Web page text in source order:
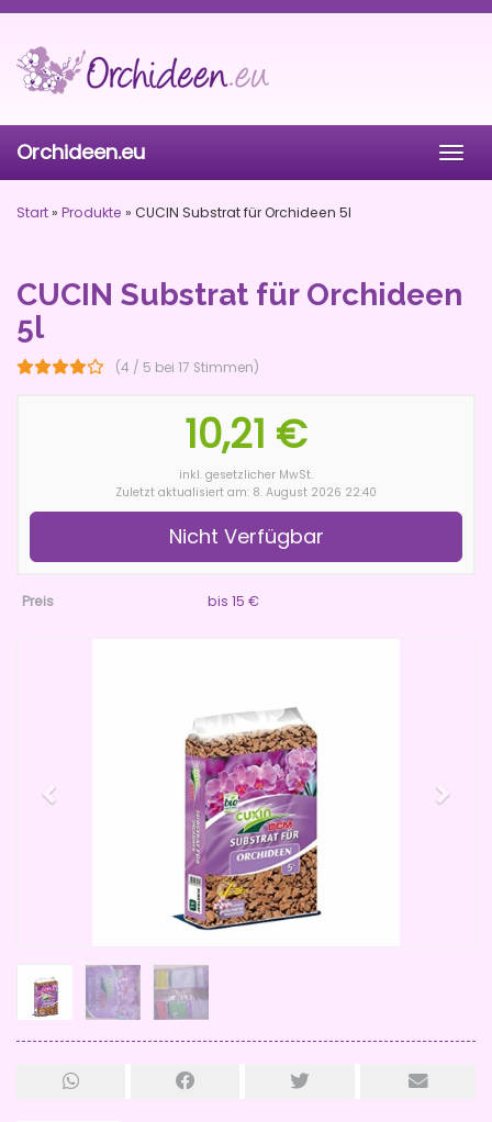
Skip
main
content
Orchideen.eu
Start» Produkte » CUCIN Substrat für Orchideen 5l
CUCIN Substrat für Orchideen
5l
(4 / 5 bei 17 Stimmen)
10,21 €
inkl. gesetzlicher MwSt.
Zuletzt aktualisiert am: 8. August 2026 22:40
Nicht Verfügbar
Preis bis 15 €